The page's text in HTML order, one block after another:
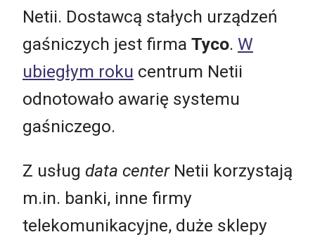
Netii. Dostawcą stałych urządzeń
gaśniczych jest firma Tyco. W
ubiegłym roku centrum Netii
odnotowało awarię systemu
gaśniczego.
Z usług data centerNetii korzystają
m.in. banki, inne firmy
telekomunikacyjne, duże sklepy